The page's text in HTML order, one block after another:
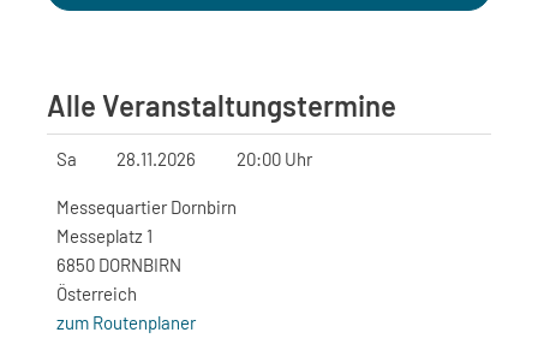
Alle Veranstaltungstermine
Sa 28.11.2026 20:00 Uhr
Messequartier Dornbirn
Messeplatz 1
6850 DORNBIRN
Österreich
zum Routenplaner